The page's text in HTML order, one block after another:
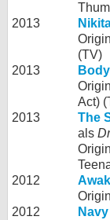
2013
(TV)
2013
Act)
2013
The
als
2012
2012